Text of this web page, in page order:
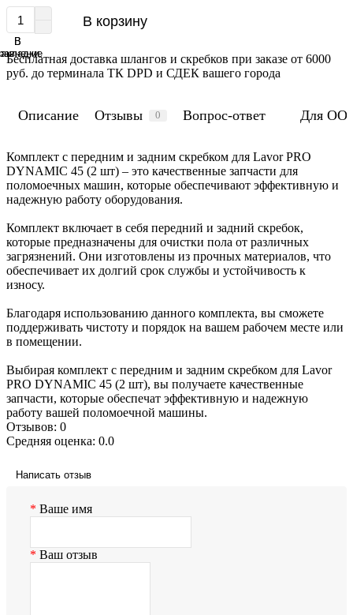
В корзину
В
В
Бесплатная доставка шлангов и скребков при заказе от 6000
руб. до терминала ТК DPD и СДЕК вашего города
Описание Отзывы 0 Вопрос-ответ Для
Комплект с передним и задним скребком для Lavor PRO
DYNAMIC 45 (2 шт) – это качественные запчасти для
поломоечных машин, которые обеспечивают эффективную и
надежную работу оборудования.
Комплект включает в себя передний и задний скребок,
которые предназначены для очистки пола от различных
загрязнений. Они изготовлены из прочных материалов, что
обеспечивает их долгий срок службы и устойчивость к
износу.
Благодаря использованию данного комплекта, вы сможете
поддерживать чистоту и порядок на вашем рабочем месте или
в помещении.
Выбирая комплект с передним и задним скребком для Lavor
PRO DYNAMIC 45 (2 шт), вы получаете качественные
запчасти, которые обеспечат эффективную и надежную
работу вашей поломоечной машины.
Отзывов: 0
Средняя оценка: 0.0
Написать отзыв
Ваше имя
Ваш отзыв